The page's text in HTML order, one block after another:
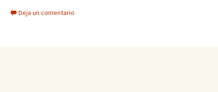
Deja un comentario